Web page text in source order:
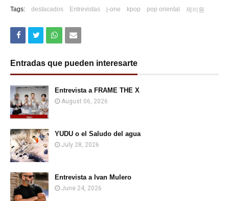
Tags: destacados Entrevistas j-one kpop pop oriental 제이원
Entradas que pueden interesarte
Entrevista a FRAME THE X
August 06, 2026
YUDU o el Saludo del agua
July 28, 2026
Entrevista a Ivan Mulero
June 24, 2026